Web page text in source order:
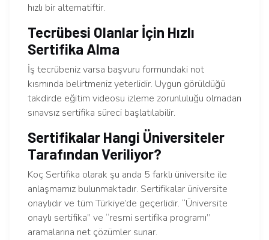
hızlı bir alternatiftir.
Tecrübesi Olanlar İçin Hızlı
Sertifika Alma
İş tecrübeniz varsa başvuru formundaki not
kısmında belirtmeniz yeterlidir. Uygun görüldüğü
takdirde eğitim videosu izleme zorunluluğu olmadan
sınavsız sertifika süreci başlatılabilir.
Sertifikalar Hangi Üniversiteler
Tarafından Veriliyor?
Koç Sertifika olarak şu anda 5 farklı üniversite ile
anlaşmamız bulunmaktadır. Sertifikalar üniversite
onaylıdır ve tüm Türkiye’de geçerlidir. “Üniversite
onaylı sertifika” ve “resmi sertifika programı”
aramalarına net çözümler sunar.